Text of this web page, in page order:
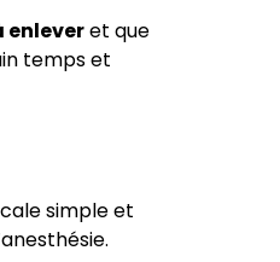
enleveret que
temps et
simple et